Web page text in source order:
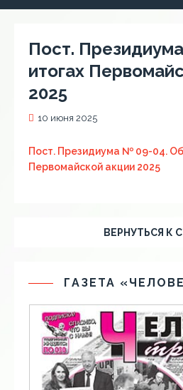
Пост.
итогах
2025
10 июня 2025
Пост. Президиума № 09-04. Об
Первомайской акции 2025
ВЕРНУТЬСЯ К
ГАЗЕТА